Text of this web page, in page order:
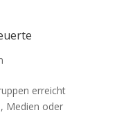
erreicht
Medi­en oder